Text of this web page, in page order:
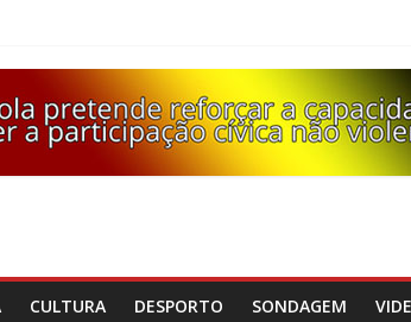
CULTURA DESPORTO SONDAGEM